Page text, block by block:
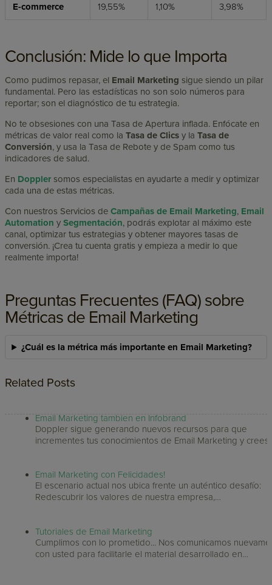
E-commerce 19,55% 1,10% 3,98%
Conclusión: Mide lo que Importa
Como pudimos repasar, el Email Marketing sigue siendo un pilar
fundamental. Pero las estadísticas no son solo números para
reportar; son el diagnóstico de tu estrategia.
No te obsesiones con una Tasa de Apertura inflada. Enfócate en
métricas de valor real como laTasa de Clics y laTasa de
Conversión, y usa la Tasa de Rebote y de Spam como tus
indicadores de salud.
En Doppler somos especialistas en ayudarte a medir y optimizar
cada una de estas métricas.
Con nuestros Servicios deCampañas de Email Marketing, Email
Automation ySegmentación, podrás explotar al máximo este
canal, optimizar tus estrategias y obtener mayores tasas de
conversión. ¡Crea tu cuenta gratis y empieza a medir lo que
realmente importa!
Preguntas Frecuentes (FAQ) sobre
Métricas de Email Marketing
¿Cuál es la métrica más importante en Email Marketing?
Related Posts
Email Marketing tambien en Infobrand
Doppler sigue generando nuevos recursos para que
incrementes tus conocimientos de Email Marketing y
Email Marketing con Felicidades!
El escenario actual nos ubica frente un auténtico desafío:
Redescubrir los valores de nuestra empresa,…
Tutoriales de Email Marketing
Cumplimos con lo prometido... Nos comunicamos
con usted para facilitarle el material desarrollado en…